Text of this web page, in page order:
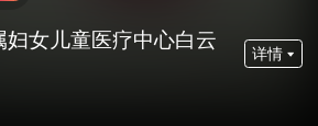
女儿童医疗中心白云
详情